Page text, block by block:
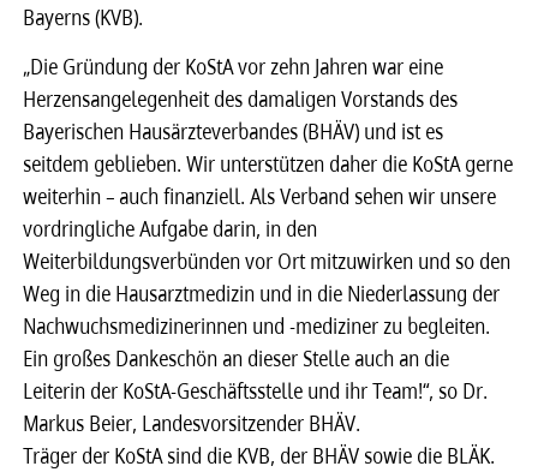
Bayerns (KVB).
„Die Gründung der KoStA vor zehn Jahren war eine
Herzensangelegenheit des damaligen Vorstands des
Bayerischen Hausärzteverbandes (BHÄV) und ist es
seitdem geblieben. Wir unterstützen daher die KoStA gerne
weiterhin – auch finanziell. Als Verband sehen wir unsere
vordringliche Aufgabe darin, in den
Weiterbildungsverbünden vor Ort mitzuwirken und so den
Weg in die Hausarztmedizin und in die Niederlassung der
Nachwuchsmedizinerinnen und -mediziner zu begleiten.
Ein großes Dankeschön an dieser Stelle auch an die
Leiterin der KoStA-Geschäftsstelle und ihr Team!“, so Dr.
Markus Beier, Landesvorsitzender BHÄV.
Träger der KoStA sind die KVB, der BHÄV sowie die BLÄK.